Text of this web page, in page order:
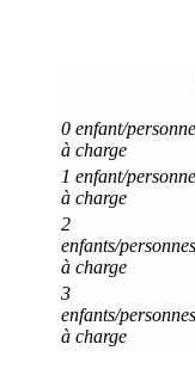
0 enfant/personne
à charge
1 enfant/personne
à charge
2
enfants/personnes
à charge
3
enfants/personnes
à charge